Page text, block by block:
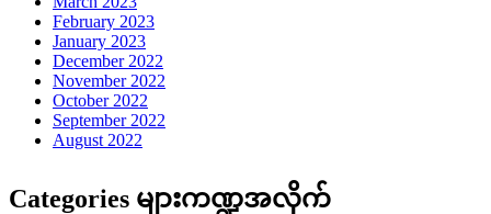
February 2023
January 2023
December 2022
November 2022
October 2022
September 2022
August 2022
Categories များကဏ္ဍအလိုက်